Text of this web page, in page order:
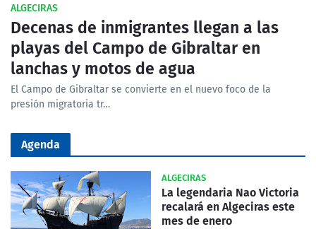
ALGECIRAS
Decenas de inmigrantes llegan a las
playas del Campo de Gibraltar en
lanchas y motos de agua
El Campo de Gibraltar se convierte en el nuevo foco de la
presión migratoria tr…
Agenda
ALGECIRAS
La legendaria Nao Victoria
recalará en Algeciras este
mes de enero